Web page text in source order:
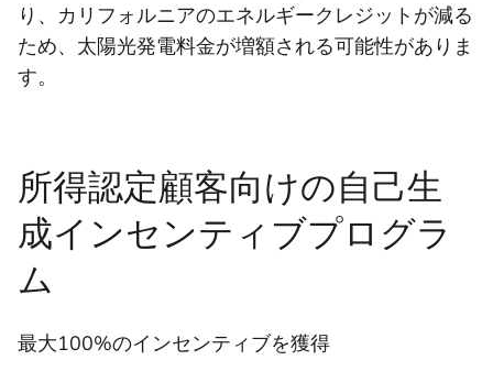
り、カリフォルニアのエネルギークレジットが減る
ため、太陽光発電料金が増額される可能性がありま
す。
所得認定顧客向けの自己生
成インセンティブプログラ
ム
最大100%のインセンティブを獲得